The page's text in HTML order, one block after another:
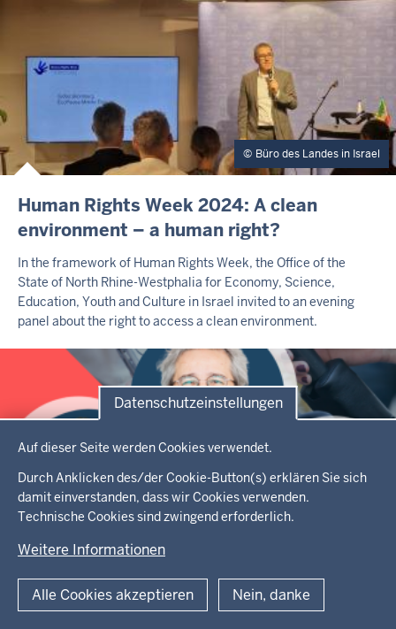
Datenschutzeinstellungen
Auf dieser Seite werden Cookies verwendet.
Durch Anklicken des/der Cookie-Button(s) erklären Sie sich
damit einverstanden, dass wir Cookies verwenden.
Technische Cookies sind zwingend erforderlich.
Weitere Informationen
Alle Cookies akzeptieren Nein, danke
Büro des Landes in Israel
I
H
L
T
S
S
I
Human Rights Week 2024: A clean
environment – a human right?
In the framework of Human Rights Week, the Office of the
State of North Rhine-Westphalia for Economy, Science,
Education, Youth and Culture in Israel invited to an evening
panel about the right to access a clean environment.
Grenzenlose Berichterstattung
Warum ist die Pressefreiheit zentral für unsere Demokratie